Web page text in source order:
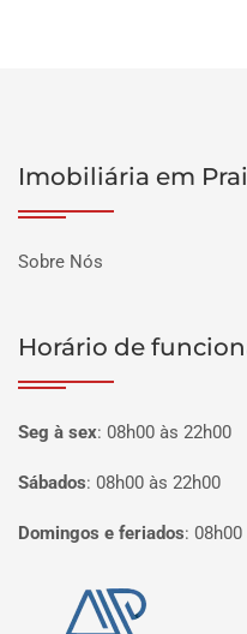
Imobiliária em
Sobre Nós
Horário de
Seg à sex: 08h00 às 22h00
Sábados: 08h00 às 22h00
Domingos e feriados: 08h00
Página inicial